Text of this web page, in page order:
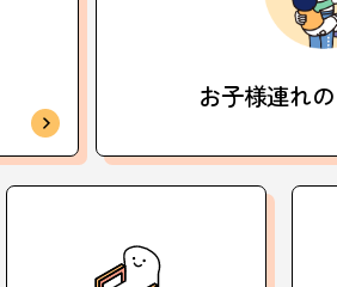
お子様連れの